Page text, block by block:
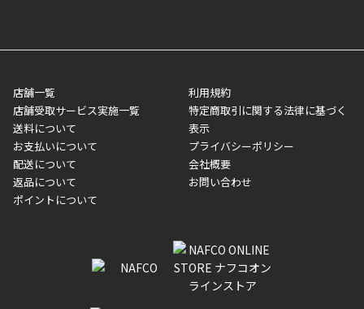
■商品によっては一部決済方法が使用できない場合がございま
す。
業日にてお引渡しとなります。(離島などの場合、例外もあります)
メーカー直送品など一部商品については、その他商品との購入に
制限がかかる場合がございます。また発送日についても、通常と
異なる場合がございます。対象商品の説明ページをご確認くださ
い。
■店舗受取をご選択いただいた場合
ご注文が確認出来次第、お受取される店舗在庫を使用してご準備
をさせていただきます。店舗に在庫がない場合は店舗よりお取り
いただく場合がございます。店舗準備でのお渡しとなる為、商品
のみの受け渡しとなります。（箱や納品書は付属しておりませ
ん）店舗で準備が出来次第、メールにてご連絡させていただきま
店舗一覧
店舗受取サービス実施一覧
送料について
お支払いについて
配送について
返品について
ポイントについて
利用規約
特定商取引に関する法律に基づく
表示
プライバシーポリシー
会社概要
お問い合わせ